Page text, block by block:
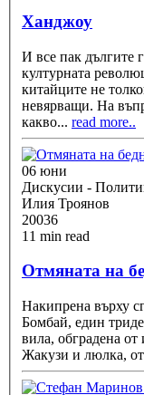
Ханджоу
И все пак дългите
културната
китайците не
невярващи. На
какво... read more..
06 юни
Дискусии -
Илия Троянов
20036
11 min read
Отмяната на
Накипрена върху
Бомбай, един
вила, обградена от
Жакузи и люлка, от